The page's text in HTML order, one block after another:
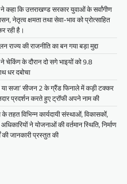
कहा कि उत्तराखण्ड सरकार युवाओं के सर्वांगीण
नेतृत्व क्षमता तथा सेवा-भाव को प्रोत्साहित
रही है।
की राजनीति का बन गया बड़ा मुद्दा
चेकिंग के दौरान दो सगे भाइयों को 9.8
धर दबोचा
या सजा’ सीजन 2 के ग्रैंड फिनाले में कड़ी टक्कर
प्रदर्शन करते हुए ट्रॉफी अपने नाम की
तहत विभिन्न कार्यदायी संस्थाओं, विकासकों,
ने योजनाओं की वर्तमान स्थिति, निर्माण
की जानकारी प्रस्तुत की